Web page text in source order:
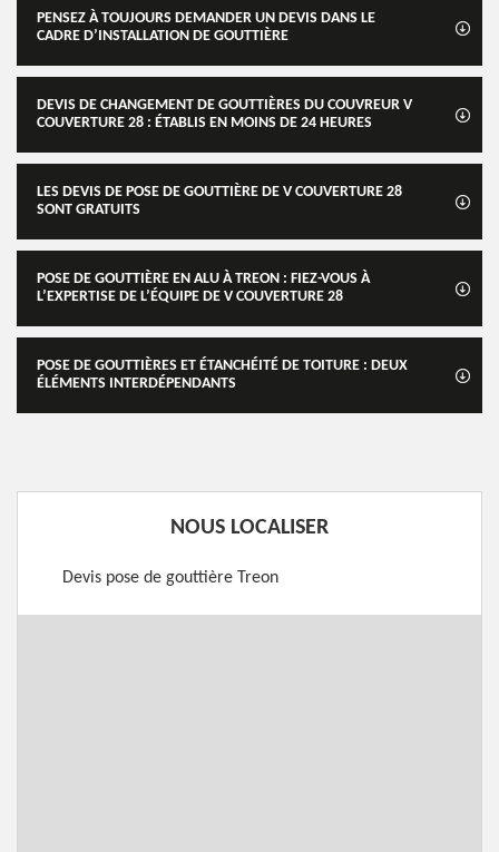
PENSEZ À TOUJOURS DEMANDER UN DEVIS DANS LE
CADRE D’INSTALLATION DE GOUTTIÈRE
DEVIS DE CHANGEMENT DE GOUTTIÈRES DU COUVREUR V
COUVERTURE 28 : ÉTABLIS EN MOINS DE 24 HEURES
LES DEVIS DE POSE DE GOUTTIÈRE DE V COUVERTURE 28
SONT GRATUITS
POSE DE GOUTTIÈRE EN ALU À TREON : FIEZ-VOUS À
L’EXPERTISE DE L’ÉQUIPE DE V COUVERTURE 28
POSE DE GOUTTIÈRES ET ÉTANCHÉITÉ DE TOITURE : DEUX
ÉLÉMENTS INTERDÉPENDANTS
NOUS LOCALISER
Devis pose de gouttière Treon